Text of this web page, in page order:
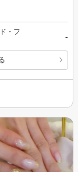
・フ
-